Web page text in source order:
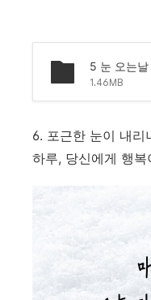
1.46MB
6. 포근한 눈이 내리
하루, 당신에게 행